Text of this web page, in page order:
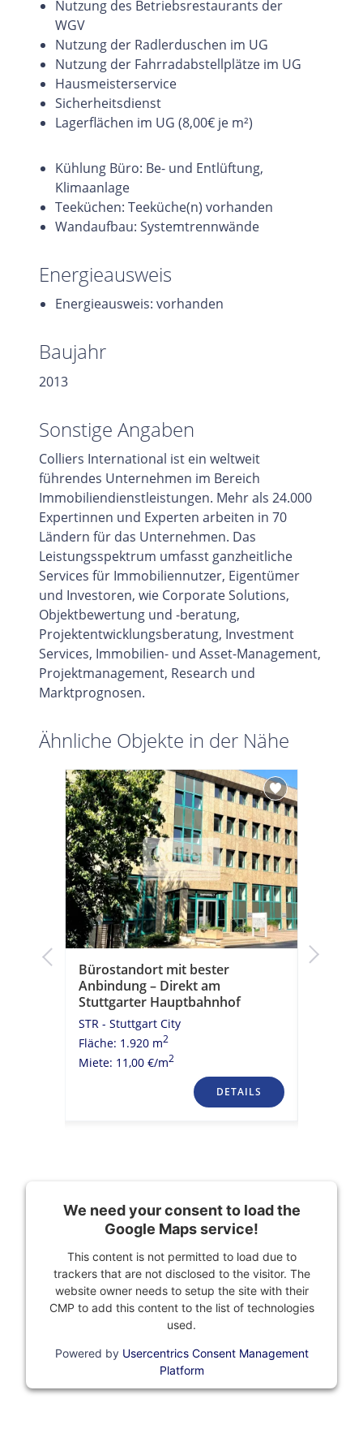
Nutzung des Betriebsrestaurants der
WGV
Nutzung der Radlerduschen im UG
Nutzung der Fahrradabstellplätze im UG
Hausmeisterservice
Sicherheitsdienst
Lagerflächen im UG (8,00€ je m²)
Kühlung Büro: Be- und Entlüftung,
Klimaanlage
Teeküchen: Teeküche(n) vorhanden
Wandaufbau: Systemtrennwände
Energieausweis
Energieausweis: vorhanden
Baujahr
2013
Sonstige Angaben
Colliers International ist ein weltweit
führendes Unternehmen im Bereich
Immobiliendienstleistungen. Mehr als 24.000
Expertinnen und Experten arbeiten in 70
Ländern für das Unternehmen. Das
Leistungsspektrum umfasst ganzheitliche
Services für Immobiliennutzer, Eigentümer
und Investoren, wie Corporate Solutions,
Objektbewertung und -beratung,
Projektentwicklungsberatung, Investment
Services, Immobilien- und Asset-Management,
Projektmanagement, Research und
Marktprognosen.
Ähnliche Objekte in der Nähe
Bürostandort mit bester
Anbindung – Direkt am
Stuttgarter Hauptbahnhof
STR - Stuttgart City
Fläche: 1.920 m2
Miete: 11,00 €/m2
DETAILS
We need your consent to load the
Google Maps service!
This content is not permitted to load due to
trackers that are not disclosed to the visitor. The
website owner needs to setup the site with their
CMP to add this content to the list of technologies
used.
Powered by Usercentrics Consent Management
Platform